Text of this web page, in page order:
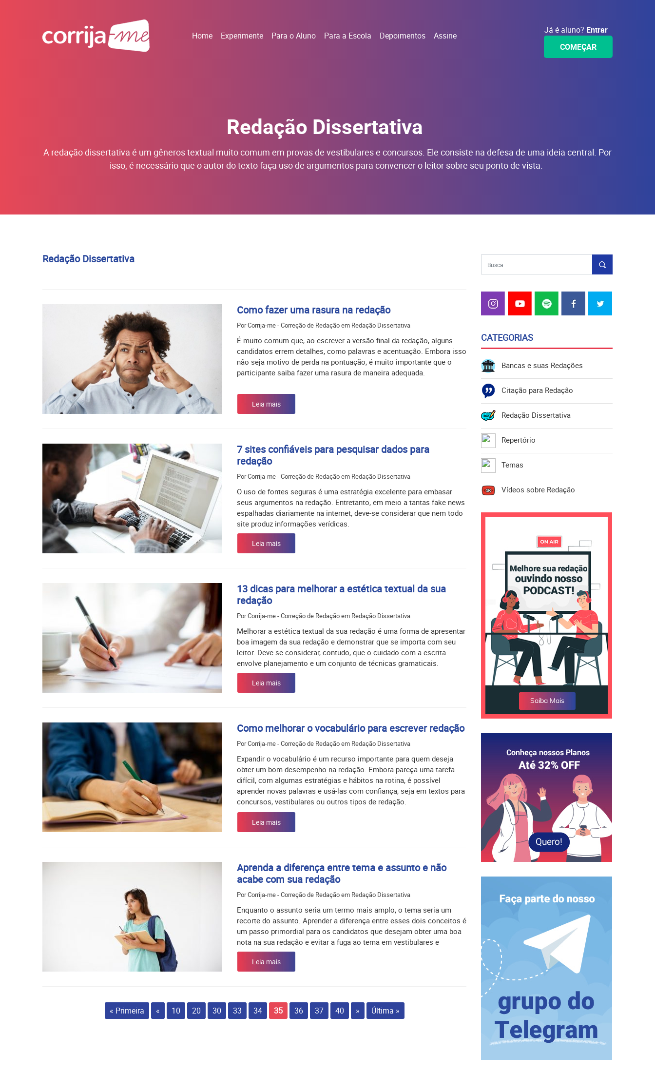
Home Experimente Para o Aluno Para a Escola Depoimentos Assine
Já é aluno? Entrar
COMEÇAR
Redação Dissertativa
A redação dissertativa é um gêneros textual muito comum em provas de vestibulares e concursos. Ele consiste na defesa de uma ideia central. Por
isso, é necessário que o autor do texto faça uso de argumentos para convencer o leitor sobre seu ponto de vista.
Redação Dissertativa
Como fazer uma rasura na redação
Por Corrija-me - Correção de Redação em Redação Dissertativa
É muito comum que, ao escrever a versão final da redação, alguns
candidatos errem detalhes, como palavras e acentuação. Embora isso
não seja motivo de perda na pontuação, é muito importante que o
participante saiba fazer uma rasura de maneira adequada.
Leia mais
7 sites confiáveis para pesquisar dados para
redação
Por Corrija-me - Correção de Redação em Redação Dissertativa
O uso de fontes seguras é uma estratégia excelente para embasar
seus argumentos na redação. Entretanto, em meio a tantas fake news
espalhadas diariamente na internet, deve-se considerar que nem todo
site produz informações verídicas.
Leia mais
13 dicas para melhorar a estética textual da sua
redação
Por Corrija-me - Correção de Redação em Redação Dissertativa
Melhorar a estética textual da sua redação é uma forma de apresentar
boa imagem da sua redação e demonstrar que se importa com seu
leitor. Deve-se considerar, contudo, que o cuidado com a escrita
envolve planejamento e um conjunto de técnicas gramaticais.
Leia mais
Como melhorar o vocabulário para escrever redação
Por Corrija-me - Correção de Redação em Redação Dissertativa
Expandir o vocabulário é um recurso importante para quem deseja
obter um bom desempenho na redação. Embora pareça uma tarefa
difícil, com algumas estratégias e hábitos na rotina, é possível
aprender novas palavras e usá-las com confiança, seja em textos para
concursos, vestibulares ou outros tipos de redação.
Leia mais
Aprenda a diferença entre tema e assunto e não
acabe com sua redação
Por Corrija-me - Correção de Redação em Redação Dissertativa
Enquanto o assunto seria um termo mais amplo, o tema seria um
recorte do assunto. Aprender a diferença entre esses dois conceitos é
um passo primordial para os candidatos que desejam obter uma boa
nota na sua redação e evitar a fuga ao tema em vestibulares e
concursos.
Leia mais
« Primeira « 10 20 30 33 34 35 36 37 40 » Última »
CATEGORIAS
Bancas e suas Redações
Citação para Redação
Redação Dissertativa
Repertório
Temas
Vídeos sobre Redação